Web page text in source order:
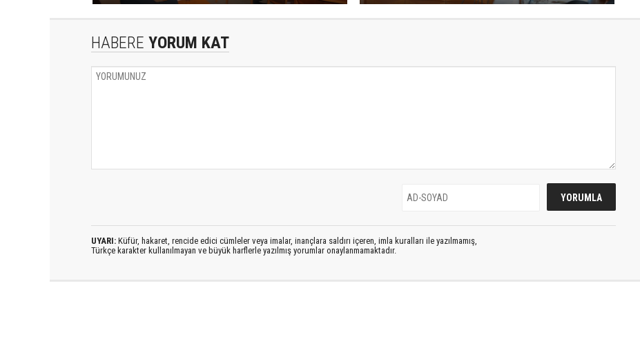
HABERE YORUM KAT
UYARI: Küfür, hakaret, rencide edici cümleler veya imalar, inançlara saldırı içeren, imla kuralları ile yazılmamış,
Türkçe karakter kullanılmayan ve büyük harflerle yazılmış yorumlar onaylanmamaktadır.